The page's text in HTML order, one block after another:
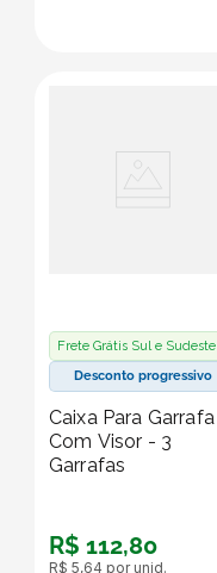
Frete Grátis Sul e Sudeste
Desconto progressivo
Caixa Para Garrafa
Com Visor - 3
Garrafas
R$ 112,80
R$ 5,64 por unid.